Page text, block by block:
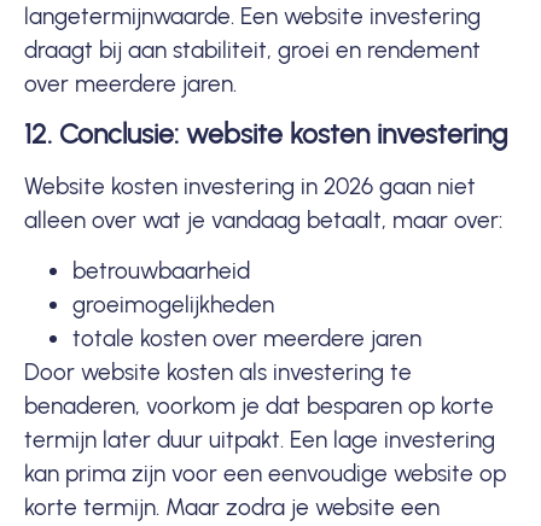
langetermijnwaarde. Een website investering
draagt bij aan stabiliteit, groei en rendement
over meerdere jaren.
12. Conclusie: website kosten investering
Website kosten investering in 2026 gaan niet
alleen over wat je vandaag betaalt, maar over:
betrouwbaarheid
groeimogelijkheden
totale kosten over meerdere jaren
Door website kosten als investering te
benaderen, voorkom je dat besparen op korte
termijn later duur uitpakt. Een lage investering
kan prima zijn voor een eenvoudige website op
korte termijn. Maar zodra je website een